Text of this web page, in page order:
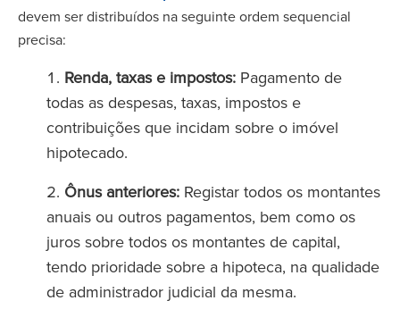
devem ser distribuídos na seguinte ordem sequencial
precisa:
Renda, taxas e impostos: Pagamento de
todas as despesas, taxas, impostos e
contribuições que incidam sobre o imóvel
hipotecado.
Ônus anteriores: Registar todos os montantes
anuais ou outros pagamentos, bem como os
juros sobre todos os montantes de capital,
tendo prioridade sobre a hipoteca, na qualidade
de administrador judicial da mesma.